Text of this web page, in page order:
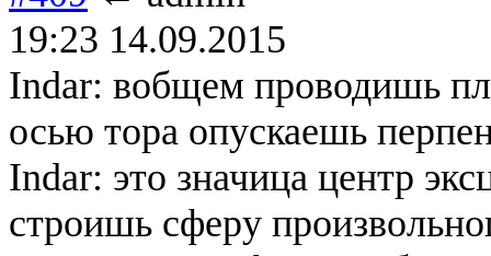
19:23 14.09.2015
Indar: вобщем проводишь
осью тора опускаешь
Indar: это значица центр
строишь сферу